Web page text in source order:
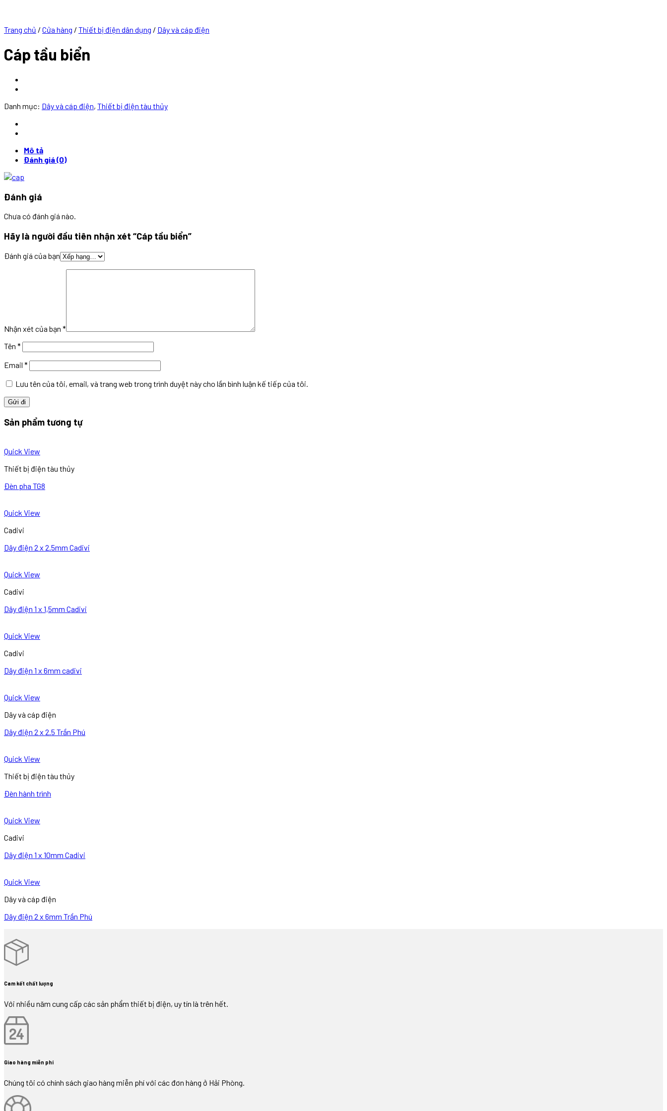
Trang chủ / Cửa hàng / Thiết bị điện dân dụng / Dây và cáp điện
Cáp tầu biển
Danh mục: Dây và cáp điện, Thiết bị điện tàu thủy
Mô tả
Đánh giá (0)
Đánh giá
Chưa có đánh giá nào.
Hãy là người đầu tiên nhận xét “Cáp tầu biển”
Đánh giá của bạn
Nhận xét của bạn *
Tên *
Email *
Lưu tên của tôi, email, và trang web trong trình duyệt này cho lần bình luận kế tiếp của tôi.
Sản phẩm tương tự
Quick View
Thiết bị điện tàu thủy
Đèn pha TG8
Quick View
Cadivi
Dây điện 2 x 2.5mm Cadivi
Quick View
Cadivi
Dây điện 1 x 1,5mm Cadivi
Quick View
Cadivi
Dây điện 1 x 6mm cadivi
Quick View
Dây và cáp điện
Dây điện 2 x 2.5 Trần Phú
Quick View
Thiết bị điện tàu thủy
Đèn hành trình
Quick View
Cadivi
Dây điện 1 x 10mm Cadivi
Quick View
Dây và cáp điện
Dây điện 2 x 6mm Trần Phú
Cam kết chất lượng
Với nhiều năm cung cấp các sản phẩm thiết bị điện, uy tín là trên hết.
Giao hàng miễn phí
Chúng tôi có chính sách giao hàng miễn phí với các đơn hàng ở Hải Phòng.